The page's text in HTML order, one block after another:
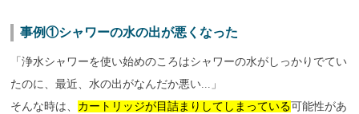
事例①シャワーの水の出が悪くなった
「浄水シャワーを使い始めのころはシャワーの水がしっかりでてい
たのに、最近、水の出がなんだか悪い...」
そんな時は、 カートリッジが目詰まりしてしまっている可能性があ